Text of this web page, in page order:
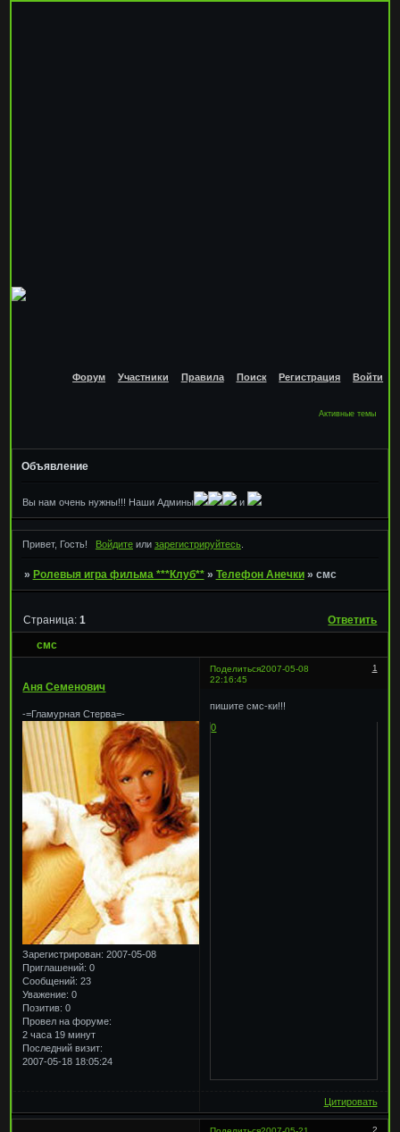
Форум Участники Правила Поиск Регистрация Войти
Активные темы
Объявление
Вы нам очень нужны!!! Наши Админы и
Привет, Гость! Войдитеили зарегистрируйтесь.
» Ролевыя игра фильма ***Клуб** » Телефон Анечки » смс
смс
Страница: 1 Ответить
Поделиться 1
2007-05-08
22:16:45
Аня Семенович
-=Гламурная Стерва=-
Зарегистрирован: 2007-05-08
Приглашений: 0
Сообщений: 23
Уважение: 0
Позитив: 0
Провел на форуме:
2 часа 19 минут
Последний визит:
2007-05-18 18:05:24
пишите смс-ки!!!
0
Цитировать
2